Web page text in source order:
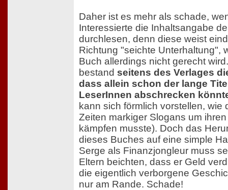
Daher ist es mehr als schade,
Interessierte die Inhaltsangabe
durchlesen, denn diese weist
Richtung "seichte Unterhaltung",
Buch allerdings nicht gerecht
bestand seitens des Verlages
dass allein schon der lange
LeserInnen abschrecken
kann sich förmlich vorstellen, wie
Zeiten markiger Slogans um
kämpfen musste). Doch das
dieses Buches auf eine simple
Serge als Finanzjongleur muss
Eltern beichten, dass er Geld
die eigentlich verborgene
nur am Rande. Schade!